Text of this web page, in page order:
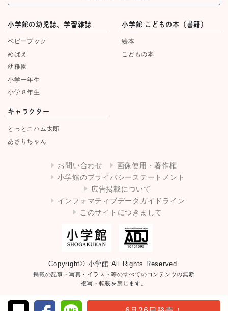
小学館の幼児誌、学習雑誌
ベビーブック
めばえ
幼稚園
小学一年生
小学８年生
小学館 こどもの本（書籍）
絵本
こどもの本
キャラクター
とっとこハム太郎
あさりちゃん
お問い合わせ
画像使用・著作権
小学館のプライバシーステートメント
広告掲載について
インフォマティブデータガイドライン
このサイトにつきまして
Copyright© 小学館 All Rights Reserved.
掲載の記事・写真・イラスト等のすべてのコンテンツの無断
複写・転載を禁じます。